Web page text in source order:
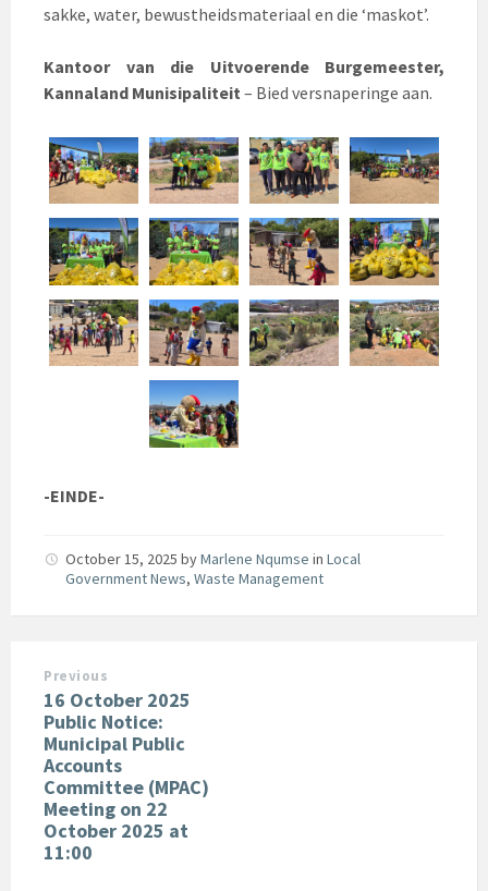
sakke, water, bewustheidsmateriaal en die ‘maskot’.
Kantoor van die Uitvoerende Burgemeester,
Kannaland Munisipaliteit – Bied versnaperinge aan.
-EINDE-
October 15, 2025 byMarlene Nqumse in Local
Government News, Waste Management
Previous
16 October 2025
Public Notice:
Municipal Public
Accounts
Committee (MPAC)
Meeting on 22
October 2025 at
11:00